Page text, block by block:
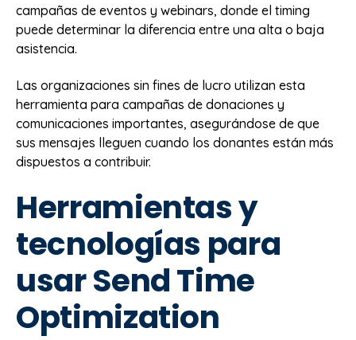
campañas de eventos y webinars, donde el timing
puede determinar la diferencia entre una alta o baja
asistencia.
Las organizaciones sin fines de lucro utilizan esta
herramienta para campañas de donaciones y
comunicaciones importantes, asegurándose de que
sus mensajes lleguen cuando los donantes están más
dispuestos a contribuir.
Herramientas y
tecnologías para
usar Send Time
Optimization